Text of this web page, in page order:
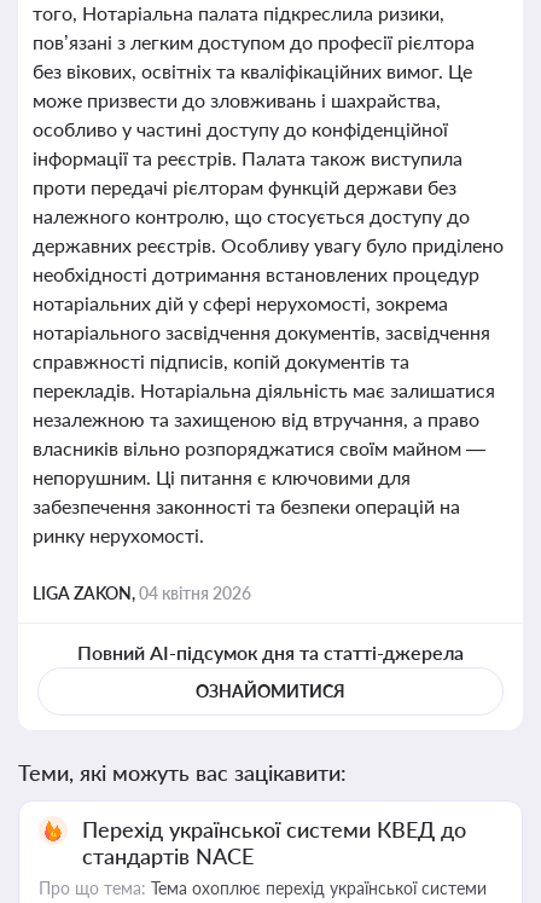
того, Нотаріальна палата підкреслила ризики,
пов’язані з легким доступом до професії рієлтора
без вікових, освітніх та кваліфікаційних вимог. Це
може призвести до зловживань і шахрайства,
особливо у частині доступу до конфіденційної
інформації та реєстрів. Палата також виступила
проти передачі рієлторам функцій держави без
належного контролю, що стосується доступу до
державних реєстрів. Особливу увагу було приділено
необхідності дотримання встановлених процедур
нотаріальних дій у сфері нерухомості, зокрема
нотаріального засвідчення документів, засвідчення
справжності підписів, копій документів та
перекладів. Нотаріальна діяльність має залишатися
незалежною та захищеною від втручання, а право
власників вільно розпоряджатися своїм майном —
непорушним. Ці питання є ключовими для
забезпечення законності та безпеки операцій на
ринку нерухомості.
LIGA ZAKON,04 квітня 2026
Повний AI-підсумок дня та статті-джерела
ОЗНАЙОМИТИСЯ
Теми, які можуть вас зацікавити:
Перехід української системи КВЕД до
стандартів NACE
Про що тема: Тема охоплює перехід української системи